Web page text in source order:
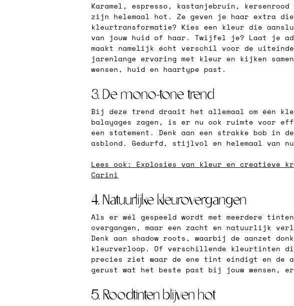
Karamel, espresso, kastanjebruin,
zijn helemaal hot. Ze geven je haar extra
kleurtransformatie? Kies een kleur die
van jouw huid of haar. Twijfel je? Laat je
maakt namelijk écht verschil voor de
jarenlange ervaring met kleur en kijken
wensen, huid en haartype past.
3. De mono-tone trend
Bij deze trend draait het allemaal om één
balayages zagen, is er nu ook ruimte voor
een statement. Denk aan een strakke bob
asblond. Gedurfd, stijlvol en helemaal van
Lees ook: Explosies van kleur en creatieve
Carini
4. Natuurlijke kleurovergangen
Als er wél gespeeld wordt met meerdere
overgangen, maar een zacht en natuurlijk
Denk aan shadow roots, waarbij de aanzet
kleurverloop. Of verschillende kleurtinten
precies ziet waar de ene tint eindigt en de
gerust wat het beste past bij jouw wensen,
5. Roodtinten blijven hot